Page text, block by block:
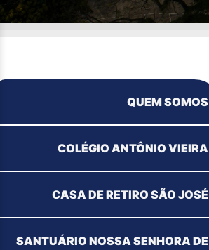
QUEM SOMOS
COLÉGIO ANTÔNIO VIEIRA
CASA DE RETIRO SÃO JOSÉ
SANTUÁRIO NOSSA SENHORA DE